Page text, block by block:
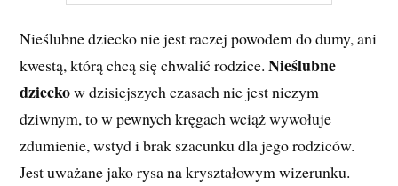
Nieślubne dziecko nie jest raczej powodem do dumy, ani
kwestą, którą chcą się chwalić rodzice.Nieślubne
dzieckow dzisiejszych czasach nie jest niczym
dziwnym, to w pewnych kręgach wciąż wywołuje
zdumienie, wstyd i brak szacunku dla jego rodziców.
Jest uważane jako rysa na kryształowym wizerunku.